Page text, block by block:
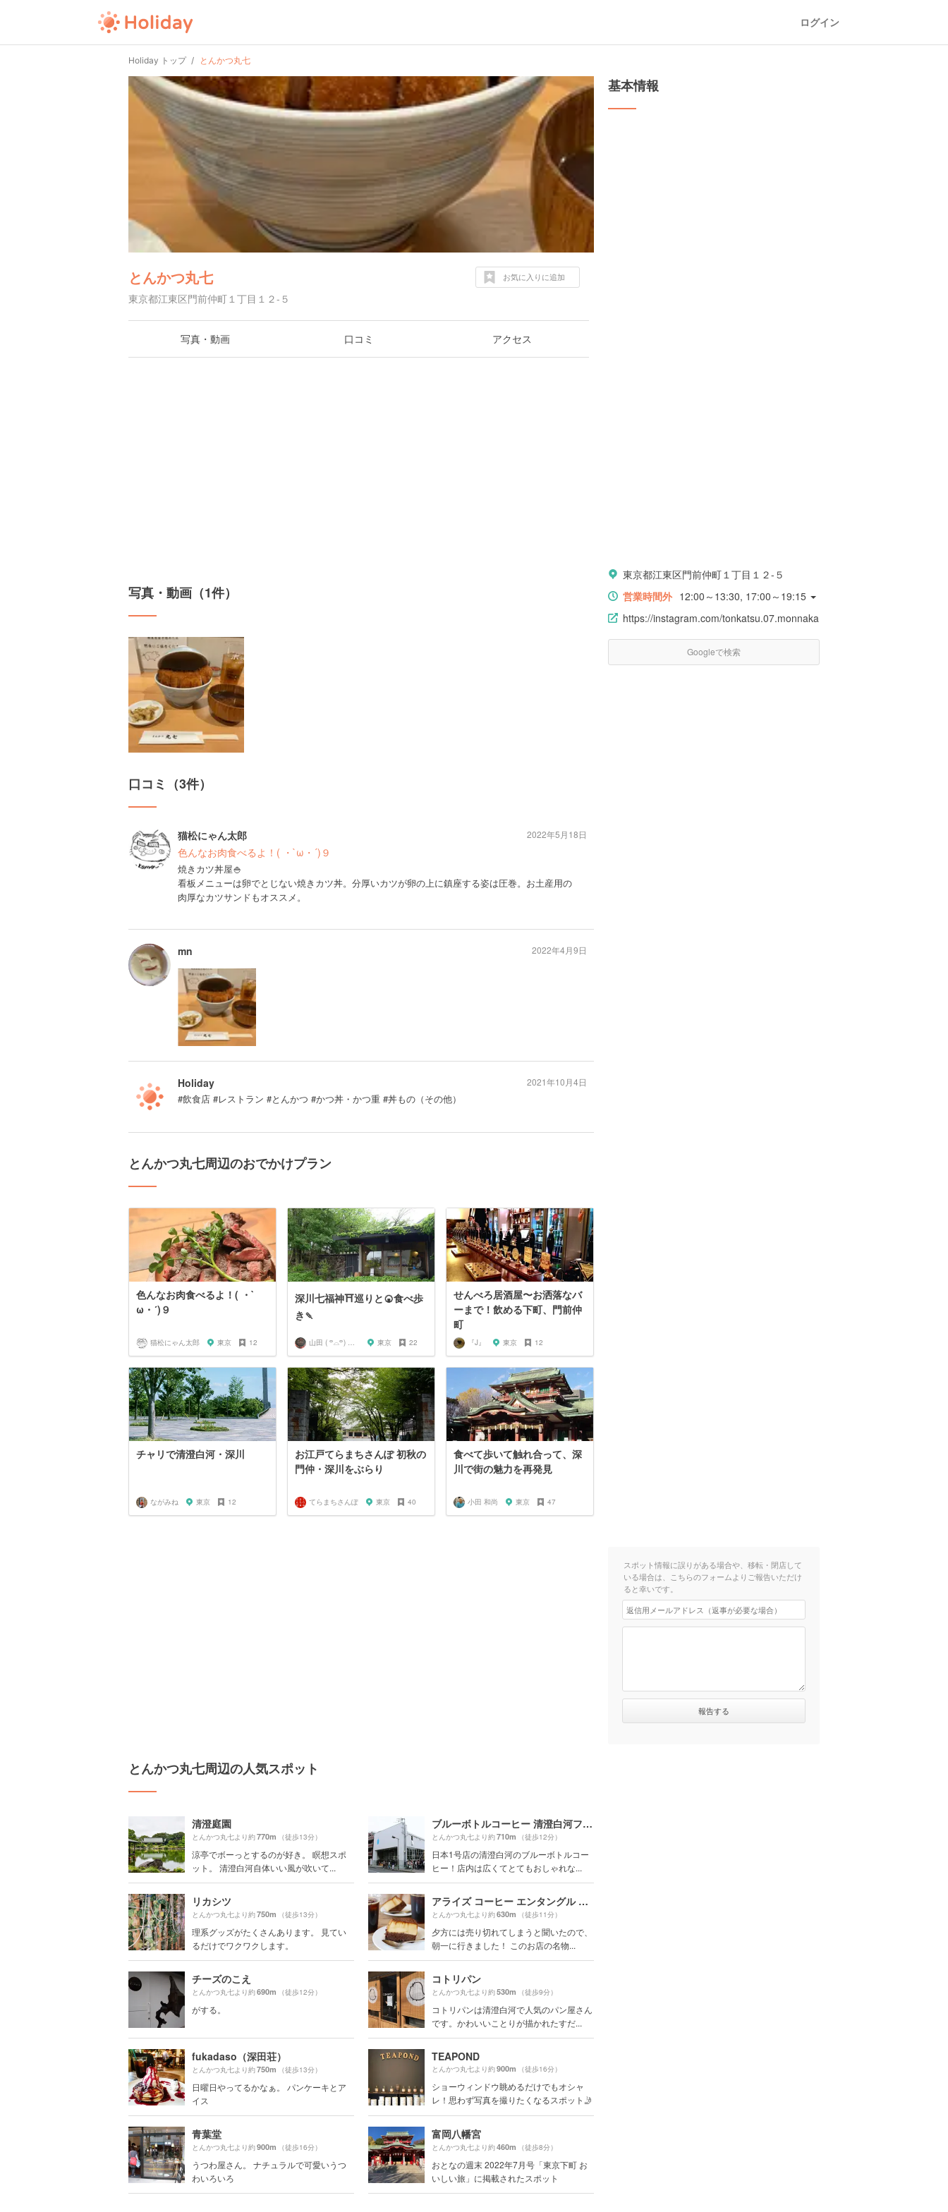
ログイン
Holiday トップ とんかつ丸七
とんかつ丸七
東京都江東区門前仲町１丁目１２-５
お気に入りに追加
写真・動画 口コミ アクセス
写真・動画（1件）
口コミ（3件）
猫松にゃん太郎
色んなお肉食べるよ！( ・`ω・´)９
焼きカツ丼屋🍚
看板メニューは卵でとじない焼きカツ丼。分厚いカツが卵の上に鎮座する姿は圧巻。お土産用の
肉厚なカツサンドもオススメ。
2022年5月18日
mn 2022年4月9日
Holiday
#飲食店 #レストラン #とんかつ #かつ丼・かつ重 #丼もの（その他）
2021年10月4日
とんかつ丸七周辺のおでかけプラン
色んなお肉食べるよ！( ・`
ω・´)９
猫松にゃん太郎 東京 12
深川七福神⛩巡りと🍘食べ歩
き🍡
山田 ( ꒪⌓꒪) ストレンジ 東京 22
せんべろ居酒屋〜お洒落なバ
ーまで！飲める下町、門前仲
町
『J』 東京 12
チャリで清澄白河・深川
ながみね 東京 12
お江戸てらまちさんぽ 初秋の
門仲・深川をぶらり
てらまちさんぽ 東京 40
食べて歩いて触れ合って、深
川で街の魅力を再発見
小田 和尚 東京 47
とんかつ丸七周辺の人気スポット
清澄庭園
とんかつ丸七より約770m （徒歩13分）
涼亭でボーっとするのが好き。 瞑想スポ
ット。 清澄白河自体いい風が吹いて...
ブルーボトルコーヒー 清澄白河フラッグシップカフェ （旧：清澄白河ロースタリー&カフェ）
とんかつ丸七より約710m （徒歩12分）
日本1号店の清澄白河のブルーボトルコー
ヒー！店内は広くてとてもおしゃれな...
リカシツ
とんかつ丸七より約750m （徒歩13分）
理系グッズがたくさんあります。 見てい
るだけでワクワクします。
アライズ コーヒー エンタングル （ARiSE Coffee Entangle）
とんかつ丸七より約630m （徒歩11分）
夕方には売り切れてしまうと聞いたので、
朝一に行きました！ このお店の名物...
チーズのこえ
とんかつ丸七より約690m （徒歩12分）
がする。
コトリパン
とんかつ丸七より約530m （徒歩9分）
コトリパンは清澄白河で人気のパン屋さん
です。かわいいことりが描かれたすだ...
fukadaso（深田荘）
とんかつ丸七より約750m （徒歩13分）
日曜日やってるかなぁ。 パンケーキとア
イス
TEAPOND
とんかつ丸七より約900m （徒歩16分）
ショーウィンドウ眺めるだけでもオシャ
レ！思わず写真を撮りたくなるスポット🤳
青葉堂
とんかつ丸七より約900m （徒歩16分）
うつわ屋さん。 ナチュラルで可愛いうつ
わいろいろ
富岡八幡宮
とんかつ丸七より約460m （徒歩8分）
おとなの週末 2022年7月号「東京下町 お
いしい旅」に掲載されたスポット
基本情報
東京都江東区門前仲町１丁目１２-５
営業時間外 12:00～13:30, 17:00～19:15
https://instagram.com/tonkatsu.07.monnaka
Googleで検索
スポット情報に誤りがある場合や、移転・閉店して
いる場合は、こちらのフォームよりご報告いただけ
ると幸いです。